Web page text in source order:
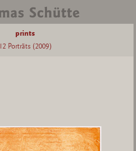
prints
12 Porträts (2009)